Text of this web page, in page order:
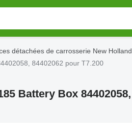
détachées de carrosserie New Holland
84402062 pour T7.200
Battery Box 84402058,